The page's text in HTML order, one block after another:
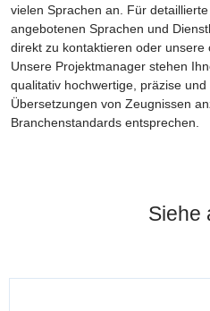
vielen Sprachen an. Für
angebotenen Sprachen und
direkt zu kontaktieren oder unsere
Unsere Projektmanager stehen
qualitativ hochwertige, präzise
Übersetzungen von Zeugnissen
Branchenstandards entsprechen.
Siehe